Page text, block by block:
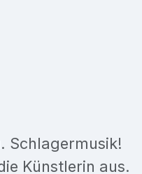
Schlagermusik!
Künstlerin aus.